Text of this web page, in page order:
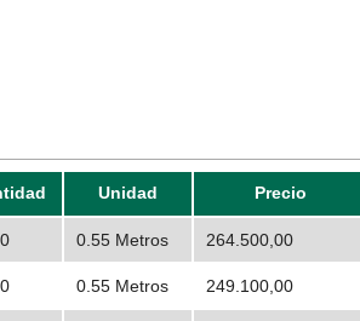
Unidad Precio
0.55 Metros 264.500,00
0.55 Metros 249.100,00